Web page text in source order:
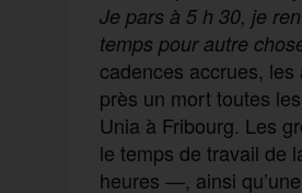
Je pars à 5 h 30, je
temps pour autre
cadences accrues,
près un mort toutes
Unia à Fribourg. Les
le temps de travail de
heures —, ainsi